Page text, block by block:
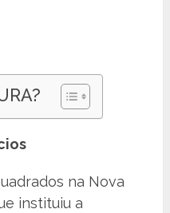
na Nova
instituiu a